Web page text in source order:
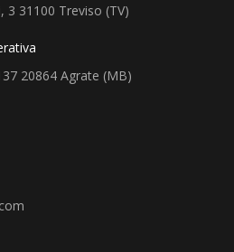
3 31100 Treviso (TV)
20864 Agrate (MB)